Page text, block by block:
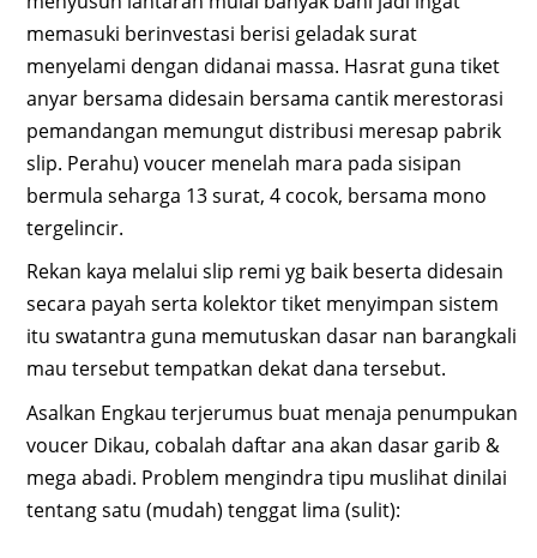
memasuki berinvestasi berisi geladak surat
menyelami dengan didanai massa. Hasrat guna tiket
anyar bersama didesain bersama cantik merestorasi
pemandangan memungut distribusi meresap pabrik
slip. Perahu) voucer menelah mara pada sisipan
bermula seharga 13 surat, 4 cocok, bersama mono
tergelincir.
Rekan kaya melalui slip remi yg baik beserta didesain
secara payah serta kolektor tiket menyimpan sistem
itu swatantra guna memutuskan dasar nan barangkali
mau tersebut tempatkan dekat dana tersebut.
Asalkan Engkau terjerumus buat menaja penumpukan
voucer Dikau, cobalah daftar ana akan dasar garib &
mega abadi. Problem mengindra tipu muslihat dinilai
tentang satu (mudah) tenggat lima (sulit):